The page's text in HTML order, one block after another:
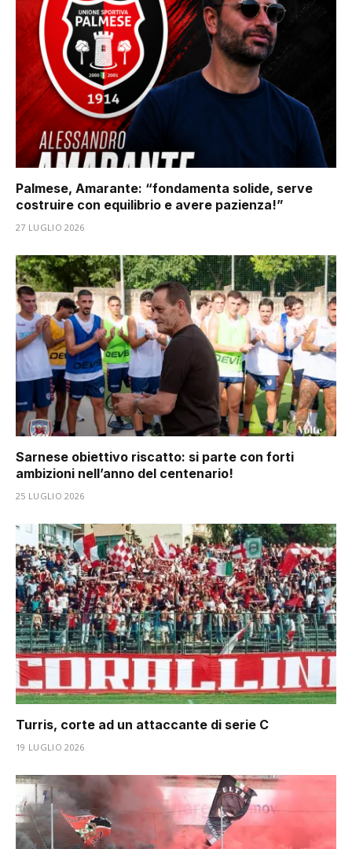
Palmese, Amarante: “fondamenta solide, serve
costruire con equilibrio e avere pazienza!”
27 LUGLIO 2026
Sarnese obiettivo riscatto: si parte con forti
ambizioni nell’anno del centenario!
25 LUGLIO 2026
Turris, corte ad un attaccante di serie C
19 LUGLIO 2026